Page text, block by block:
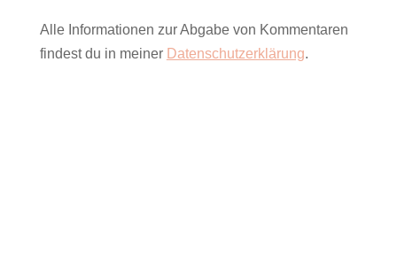
Alle Informationen zur Abgabe von Kommentaren
findest du in meiner Datenschutzerklärung.